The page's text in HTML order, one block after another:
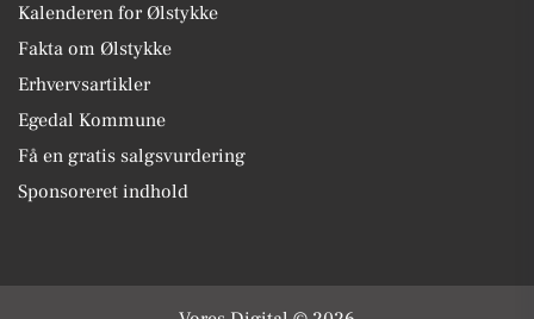
Kalenderen for Ølstykke
Fakta om Ølstykke
Erhvervsartikler
Egedal Kommune
Få en gratis salgsvurdering
Sponsoreret indhold